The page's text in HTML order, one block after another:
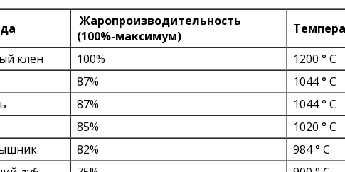
Жаропроизводительность
(100%-максимум)
клен
100%
1200 ° С
87%
1044 ° С
87%
1044 ° С
85%
1020 ° С
82%
984 ° С